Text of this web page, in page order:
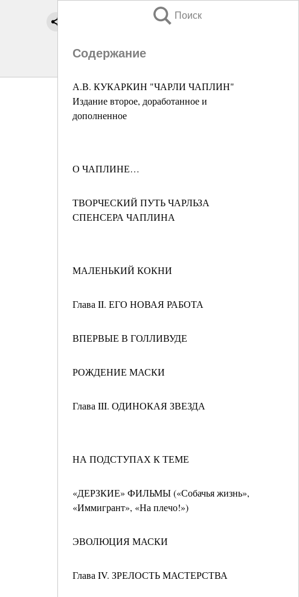
Поиск
Содержание
А.В. КУКАРКИН "ЧАРЛИ ЧАПЛИН"
Издание второе, доработанное и
дополненное
О ЧАПЛИНЕ…
ТВОРЧЕСКИЙ ПУТЬ ЧАРЛЬЗА
СПЕНСЕРА ЧАПЛИНА
МАЛЕНЬКИЙ КОКНИ
Глава II. ЕГО НОВАЯ РАБОТА
ВПЕРВЫЕ В ГОЛЛИВУДЕ
РОЖДЕНИЕ МАСКИ
Глава III. ОДИНОКАЯ ЗВЕЗДА
НА ПОДСТУПАХ К ТЕМЕ
«ДЕРЗКИЕ» ФИЛЬМЫ («Собачья жизнь»,
«Иммигрант», «На плечо!»)
ЭВОЛЮЦИЯ МАСКИ
Глава IV. ЗРЕЛОСТЬ МАСТЕРСТВА